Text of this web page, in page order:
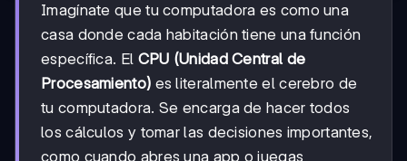
Imagínate que tu computadora es como una
casa donde cada habitación tiene una función
específica. El CPU (Unidad Central de
Procesamiento) es literalmente el cerebro de
tu computadora. Se encarga de hacer todos
los cálculos y tomar las decisiones importantes,
como cuando abres una app o juegas